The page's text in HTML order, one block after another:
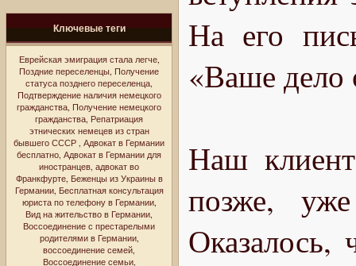
Ключевые теги
Еврейская эмиграция стала легче,
Поздние переселенцы, Получение
статуса позднего переселенца,
Подтверждение наличия немецкого
гражданства, Получение немецкого
гражданства, Репатриация
этнических немецев из стран
бывшего СССР , Адвокат в Германии
бесплатно, Адвокат в Германии для
иностранцев, адвокат во
Франкфурте, Беженцы из Украины в
Германии, Бесплатная консультация
юриста по телефону в Германии,
Вид на жительство в Германии,
Воссоединение с престарелыми
родителями в Германии,
воссоединение семей,
Воссоединение семьи,
На его
«Ваше дело
Наш
позже,
Оказалось,